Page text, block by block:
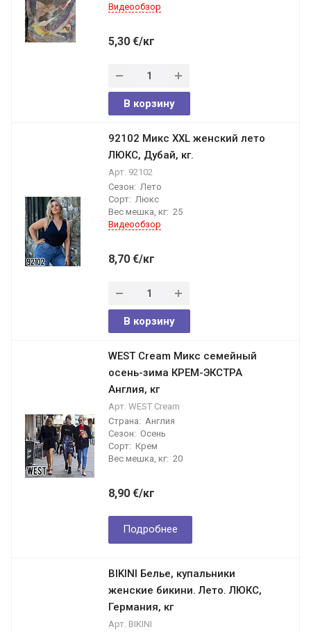
Видеообзор
5,30 €/кг
В корзину
92102 Микс XXL женский лето
ЛЮКС, Дубай, кг.
Арт. 92102
Сезон: Лето
Сорт: Люкс
Вес мешка, кг: 25
Видеообзор
8,70 €/кг
В корзину
WEST Cream Микс семейный
осень-зима КРЕМ-ЭКСТРА
Англия, кг
Арт. WEST Cream
Страна: Англия
Сезон: Осень
Сорт: Крем
Вес мешка, кг: 20
8,90 €/кг
Подробнее
BIKINI Белье, купальники
женские бикини. Лето. ЛЮКС,
Германия, кг
Арт. BIKINI